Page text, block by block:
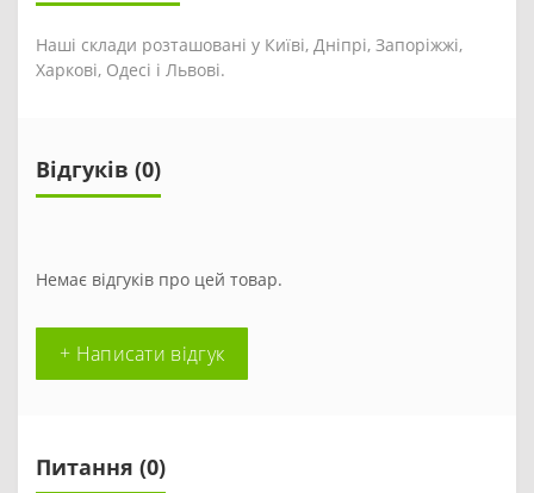
Наші склади розташовані у Київі, Дніпрі, Запоріжжі,
Харкові, Одесі і Львові.
Відгуків (0)
Немає відгуків про цей товар.
+ Написати відгук
Питання (0)